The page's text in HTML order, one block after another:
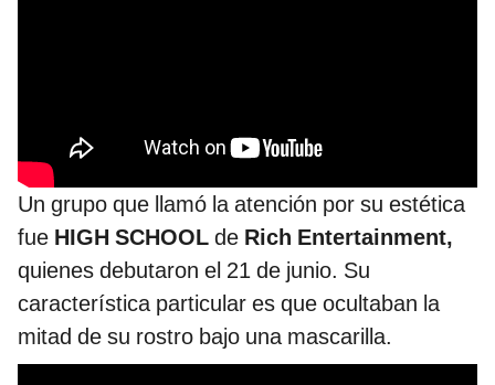
Un grupo que llamó la atención por su estética
fue HIGH SCHOOL de Rich Entertainment,
quienes debutaron el 21 de junio. Su
característica particular es que ocultaban la
mitad de su rostro bajo una mascarilla.